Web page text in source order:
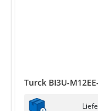
Turck BI3U-